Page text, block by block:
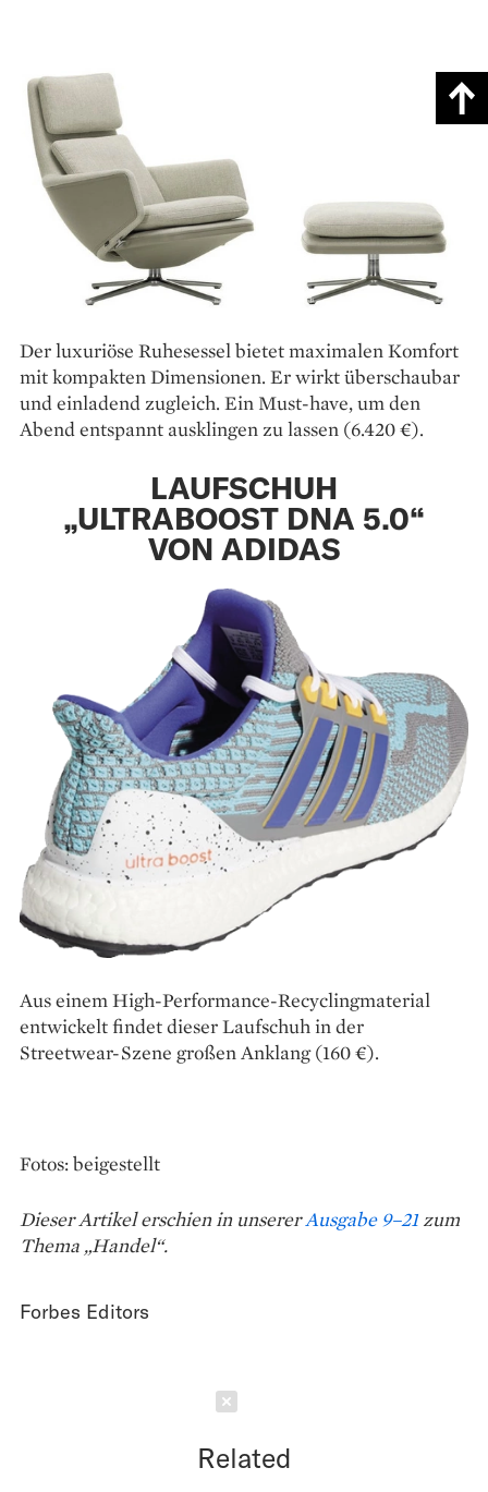
Der luxuriöse Ruhesessel bietet maximalen Komfort
mit kompakten Dimensionen. Er wirkt überschaubar
und einladend zugleich. Ein Must-have, um den
Abend entspannt aus­klingen zu lassen (6.420 €).
LAUFSCHUH
„ULTRABOOST DNA 5.0“
VON ADIDAS
Aus einem High-Performance-Recycling­material
entwickelt findet dieser Laufschuh in der
Streetwear-Szene großen Anklang (160 €).
Fotos: beigestellt
Dieser Artikel erschien in unsererAusgabe 9–21zum
Thema „Handel“.
Forbes Editors
Related